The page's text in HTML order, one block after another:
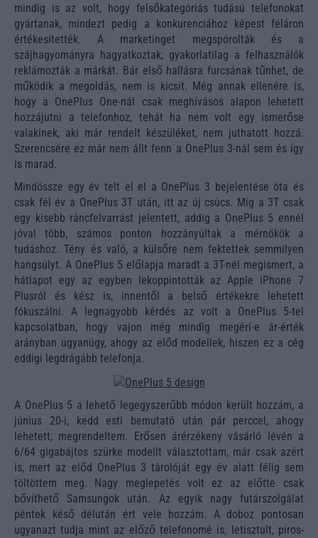
mindig is az volt, hogy felsőkategóriás tudású telefonokat
gyártanak, mindezt pedig a konkurenciához képest féláron
értékesítették. A marketinget megspórolták és a
szájhagyományra hagyatkoztak, gyakorlatilag a felhasználók
reklámozták a márkát. Bár első hallásra furcsának tűnhet, de
működik a megoldás, nem is kicsit. Még annak ellenére is,
hogy a OnePlus One-nál csak meghívásos alapon lehetett
hozzájutni a telefonhoz, tehát ha nem volt egy ismerőse
valakinek, aki már rendelt készüléket, nem juthatott hozzá.
Szerencsére ez már nem állt fenn a OnePlus 3-nál sem és így
is marad.
Mindössze egy év telt el el a OnePlus 3 bejelentése óta és
csak fél év a OnePlus 3T után, itt az új csúcs. Míg a 3T csak
egy kisebb ráncfelvarrást jelentett, addig a OnePlus 5 ennél
jóval több, számos ponton hozzányúltak a mérnökök a
tudáshoz. Tény és való, a külsőre nem fektettek semmilyen
hangsúlyt. A OnePlus 5 előlapja maradt a 3T-nél megismert, a
hátlapot egy az egyben lekoppintották az Apple iPhone 7
Plusról és kész is, innentől a belső értékekre lehetett
fókuszálni. A legnagyobb kérdés az volt a OnePlus 5-tel
kapcsolatban, hogy vajon még mindig megéri-e ár-érték
arányban ugyanúgy, ahogy az előd modellek, hiszen ez a cég
eddigi legdrágább telefonja.
A OnePlus 5 a lehető legegyszerűbb módon került hozzám, a
június 20-i, kedd esti bemutató után pár perccel, ahogy
lehetett, megrendeltem. Erősen árérzékeny vásárló lévén a
6/64 gigabájtos szürke modellt választottam, már csak azért
is, mert az előd OnePlus 3 tárolóját egy év alatt félig sem
töltöttem meg. Nagy meglepetés volt ez az előtte csak
bővíthető Samsungok után. Az egyik nagy futárszolgálat
péntek késő délután ért vele hozzám. A doboz pontosan
ugyanazt tudja mint az előző telefonomé is, letisztult, piros-